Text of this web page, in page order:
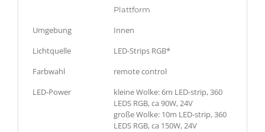
Plattform
Umgebung
Innen
Lichtquelle
LED-Strips RGB*
Farbwahl
remote control
LED-Power
kleine Wolke: 6m LED-strip, 360
LEDS RGB, ca 90W, 24V
große Wolke: 10m LED-strip, 360
LEDS RGB, ca 150W, 24V